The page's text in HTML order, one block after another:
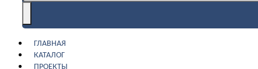
ГЛАВНАЯ
КАТАЛОГ
ПРОЕКТЫ